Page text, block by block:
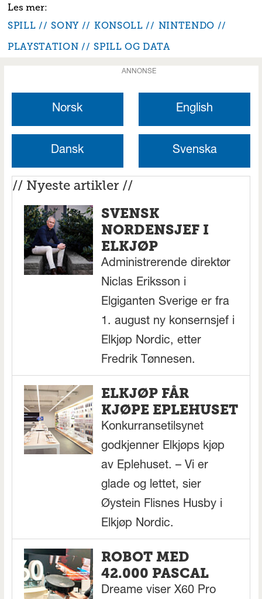
SPILL SONY KONSOLL
NINTENDO
PLAYSTATION
SPILL OG DATA
ANNONSE
Norsk English
Dansk Svenska
// Nyeste artikler //
SVENSK
NORDENSJEF I
ELKJØP
Administrerende direktør
Niclas Eriksson i
Elgiganten Sverige er fra
1. august ny konsernsjef i
Elkjøp Nordic, etter
Fredrik Tønnesen.
ELKJØP FÅR
KJØPE EPLEHUSET
Konkurransetilsynet
godkjenner Elkjøps kjøp
av Eplehuset. – Vi er
glade og lettet, sier
Øystein Flisnes Husby i
Elkjøp Nordic.
ROBOT MED
42.000 PASCAL
Dreame viser X60 Pro